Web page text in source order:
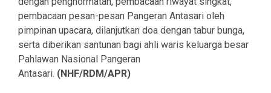
pembacaan pesan-pesan Pangeran Antasari oleh
pimpinan upacara, dilanjutkan doa dengan tabur bunga,
serta diberikan santunan bagi ahli waris keluarga besar
Pahlawan Nasional Pangeran
Antasari. (NHF/RDM/APR)